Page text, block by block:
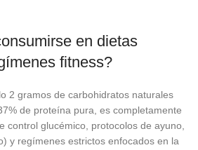
en dietas
fitness?
2 gramos de carbohidratos naturales
de proteína pura, es completamente
control glucémico, protocolos de ayuno,
y regímenes estrictos enfocados en la